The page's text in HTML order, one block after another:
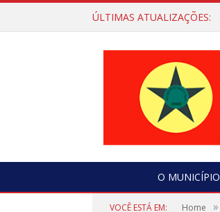
ÚLTIMAS ATUALIZAÇÕES:
O MUNICÍPIO
VOCÊ ESTÁ EM: Home »